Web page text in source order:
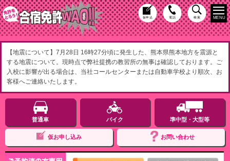
仮申込 電話 検索
【地震について】7月28日 16時27分頃に発生した、熊本県熊本地方を震源と
する地震について。現時点で弊社提携の教習所の無事は確認しております。ご
入校に影響が出る場合は、当社コールセンターまたは自動車学校より順次、お
客様へご連絡いたします。
普通車 バイク 準中型・大型等
仮お申し込み お問い合わせ
MENU